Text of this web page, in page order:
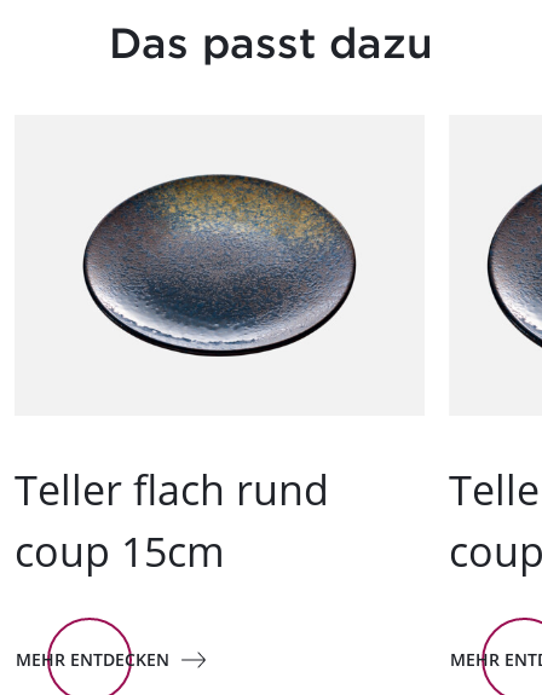
Das passt dazu
Teller flach rund
coup 15cm
MEHR ENTDECKEN MEHR